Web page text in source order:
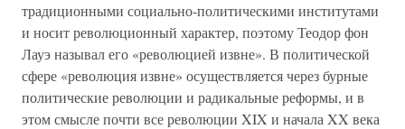
традиционными социально-политическими институтами
и носит революционный характер, поэтому Теодор фон
Лауэ называл его «революцией извне». В политической
сфере «революция извне» осуществляется через бурные
политические революции и радикальные реформы, и в
этом смысле почти все революции XIX и начала XX века